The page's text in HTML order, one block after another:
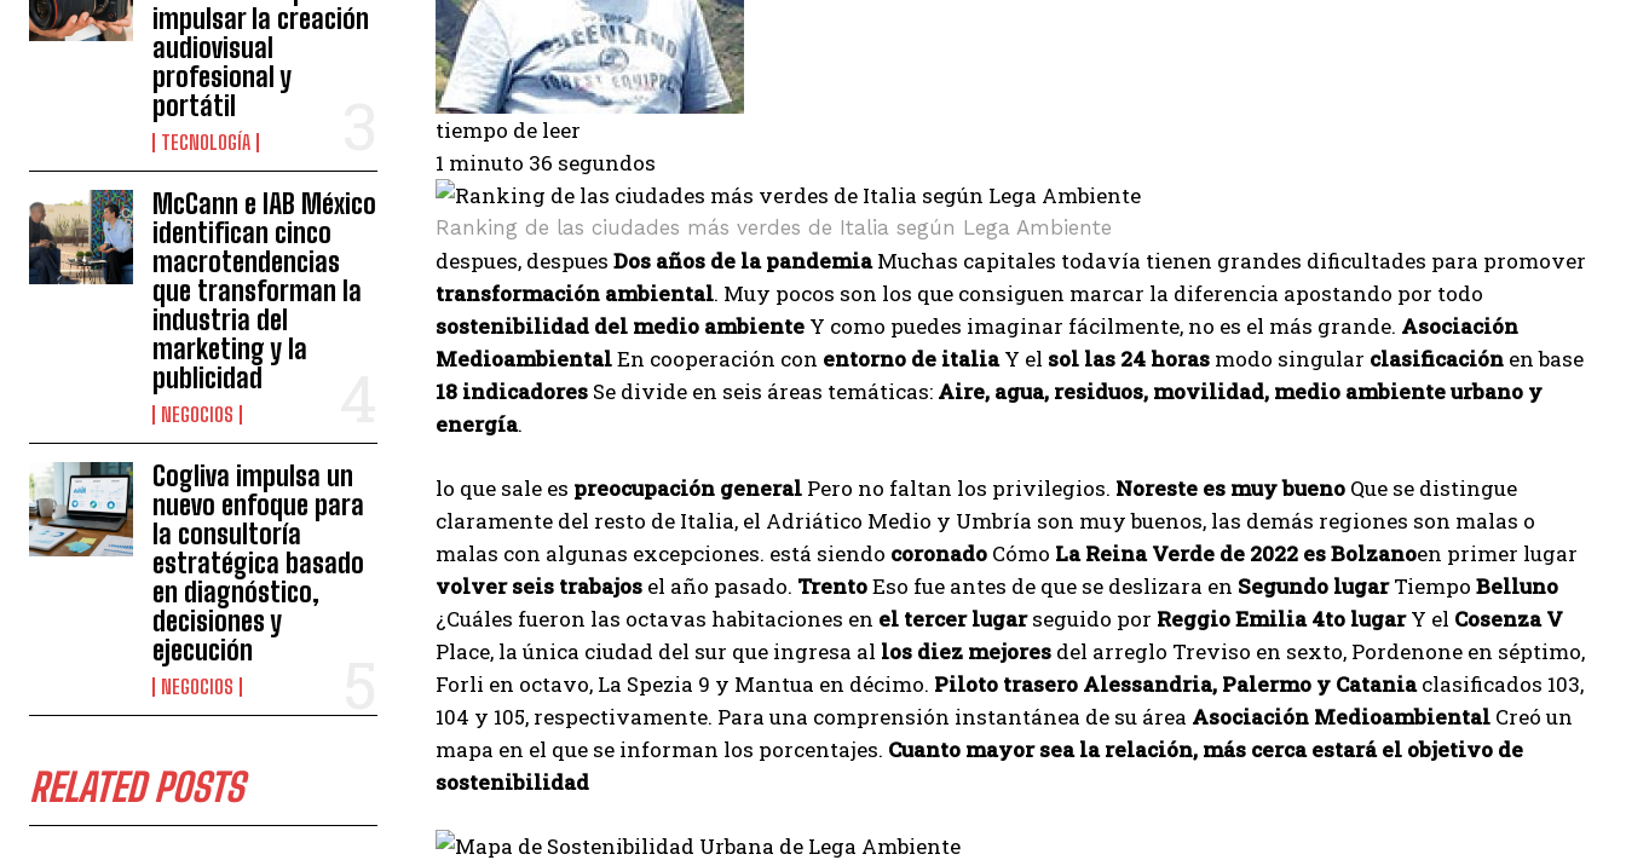
impulsar la creación
audiovisual
profesional y
portátil
TECNOLOGÍA
McCann e IAB México
identifican cinco
macrotendencias
que transforman la
industria del
marketing y la
publicidad
NEGOCIOS
Cogliva impulsa un
nuevo enfoque para
la consultoría
estratégica basado
en diagnóstico,
decisiones y
ejecución
NEGOCIOS
RELATED POSTS
tiempo de leer
1 minuto 36 segundos
Ranking de las ciudades más verdes de Italia según Lega Ambiente
despues, despues Dos años de la pandemiaMuchas capitales todavía tienen grandes dificultades para promover
transformación ambiental. Muy pocos son los que consiguen marcar la diferencia apostando por todo
sostenibilidad del medio ambiente Y como puedes imaginar fácilmente, no es el más grande. Asociación
MedioambientalEn cooperación con entorno de italiaY el sol las 24 horas modo singular clasificación en base
18 indicadores Se divide en seis áreas temáticas: Aire, agua, residuos, movilidad, medio ambiente urbano y
energía.
lo que sale es preocupación general Pero no faltan los privilegios. Noreste es muy bueno Que se distingue
claramente del resto de Italia, el Adriático Medio y Umbría son muy buenos, las demás regiones son malas o
malas con algunas excepciones. está siendo coronado Cómo La Reina Verde de 2022 es Bolzanoen primer lugar
volver seis trabajos el año pasado. TrentoEso fue antes de que se deslizara en Segundo lugarTiempo Belluno
¿Cuáles fueron las octavas habitaciones en el tercer lugarseguido por Reggio Emilia 4to lugarY el Cosenza V
Place, la única ciudad del sur que ingresa al los diez mejores del arreglo Treviso en sexto, Pordenone en séptimo,
Forli en octavo, La Spezia 9 y Mantua en décimo. Piloto trasero Alessandria, Palermo y Cataniaclasificados 103,
104 y 105, respectivamente. Para una comprensión instantánea de su área Asociación Medioambiental Creó un
mapa en el que se informan los porcentajes. Cuanto mayor sea la relación, más cerca estará el objetivo de
sostenibilidad